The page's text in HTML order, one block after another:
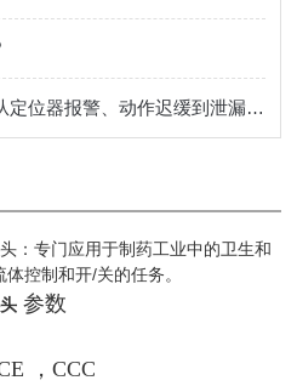
常见故障诊断与排除：从定位器报警、动作迟缓到泄漏问题的全面排查
：专门应用于制药工业中的卫生和
控制和开/关的任务。
参数
，CCC